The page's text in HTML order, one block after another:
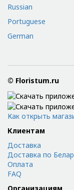
Russian
Portuguese
German
© Floristum.ru
Как открыть
Клиентам
Доставка
Доставка по
Оплата
FAQ
Организациям